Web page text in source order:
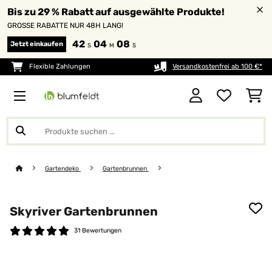
Bis zu 29 % Rabatt auf ausgewählte Produkte!
GROSSE RABATTE NUR 48H LANG!
Jetzt einkaufen 42 S 04 M 07 S
Flexible Zahlungen Versandkostenfrei ab 100 €*
Gartendeko Gartenbrunnen
Skyriver Gartenbrunnen
31 Bewertungen